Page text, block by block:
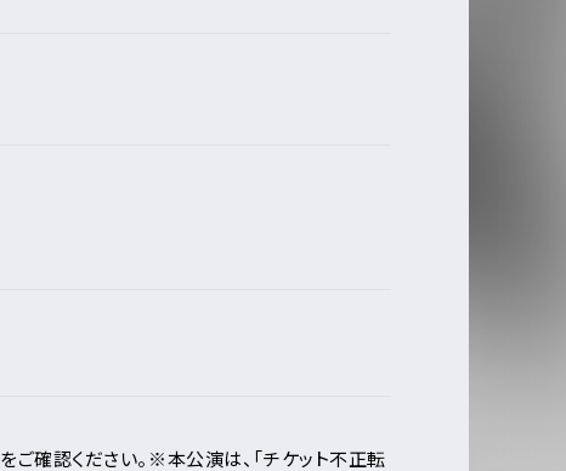
をご確認ください。 ※本公演は、「チケット不正転